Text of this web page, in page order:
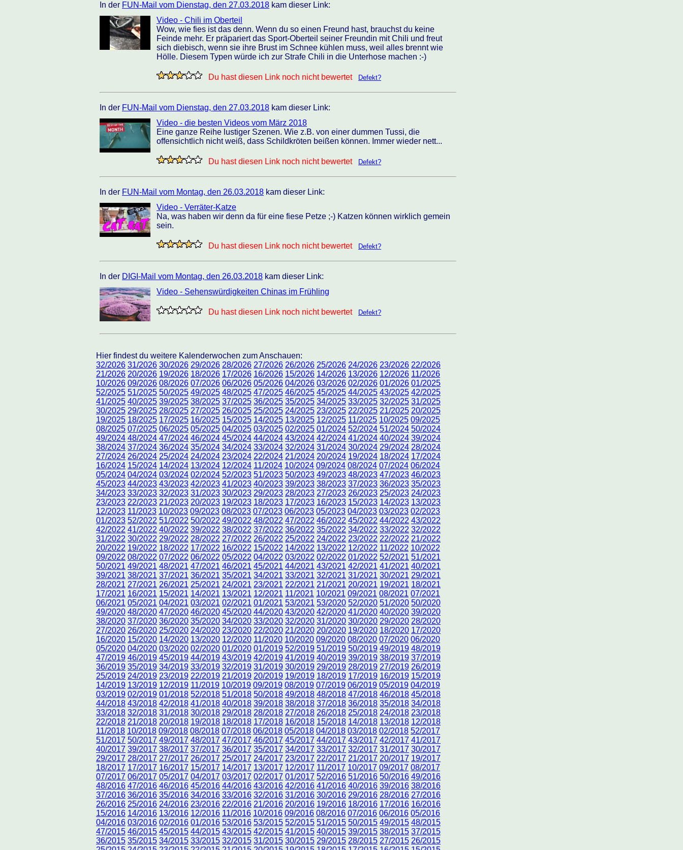
In der FUN-Mail vom Dienstag, den 27.03.2018 kam dieser Link:
Video - Chili im Oberteil
Wow, wie fies ist das denn. Wenn du so einen Freund hast, brauchst du keine
Feinde mehr. Er präpariert das Sport-Oberteil seiner Freundin mit Chili und freut
sich diebisch, wenn sie ihre Brust im Schnee kühlen muss, weil alles brennt wie
Hölle. Diesem Typen würde ich zur Strafe Chili in die Unterhose machen :-)
Du hast diesen Link noch nicht bewertet Defekt?
In der FUN-Mail vom Dienstag, den 27.03.2018 kam dieser Link:
Video - die besten Videos vom März 2018
Eine ganze Reihe lustiger Szenen. Wie z.B. von einer dummen Tussi, die
offensichtlich nicht weiß, dass Schildkröten beißen können. Immer wieder nett...
Du hast diesen Link noch nicht bewertet Defekt?
In der FUN-Mail vom Montag, den 26.03.2018 kam dieser Link:
Video - Verräter-Katze
Na, was haben wir denn da für eine fiese Petze ;-) Katzen können wirklich gemein
sein.
Du hast diesen Link noch nicht bewertet Defekt?
In der DIGI-Mail vom Montag, den 26.03.2018 kam dieser Link:
Video - Sehenswürdigkeiten Chinas im Frühling
Du hast diesen Link noch nicht bewertet Defekt?
Hier findest du weitere Kalenderwochen zum Anschauen:
32/2026 31/2026 30/2026 29/2026 28/2026 27/2026 26/2026 25/2026 24/2026 23/2026 22/2026
21/2026 20/2026 19/2026 18/2026 17/2026 16/2026 15/2026 14/2026 13/2026 12/2026 11/2026
10/2026 09/2026 08/2026 07/2026 06/2026 05/2026 04/2026 03/2026 02/2026 01/2026 01/2025
52/2025 51/2025 50/2025 49/2025 48/2025 47/2025 46/2025 45/2025 44/2025 43/2025 42/2025
41/2025 40/2025 39/2025 38/2025 37/2025 36/2025 35/2025 34/2025 33/2025 32/2025 31/2025
30/2025 29/2025 28/2025 27/2025 26/2025 25/2025 24/2025 23/2025 22/2025 21/2025 20/2025
19/2025 18/2025 17/2025 16/2025 15/2025 14/2025 13/2025 12/2025 11/2025 10/2025 09/2025
08/2025 07/2025 06/2025 05/2025 04/2025 03/2025 02/2025 01/2024 52/2024 51/2024 50/2024
49/2024 48/2024 47/2024 46/2024 45/2024 44/2024 43/2024 42/2024 41/2024 40/2024 39/2024
38/2024 37/2024 36/2024 35/2024 34/2024 33/2024 32/2024 31/2024 30/2024 29/2024 28/2024
27/2024 26/2024 25/2024 24/2024 23/2024 22/2024 21/2024 20/2024 19/2024 18/2024 17/2024
16/2024 15/2024 14/2024 13/2024 12/2024 11/2024 10/2024 09/2024 08/2024 07/2024 06/2024
05/2024 04/2024 03/2024 02/2024 52/2023 51/2023 50/2023 49/2023 48/2023 47/2023 46/2023
45/2023 44/2023 43/2023 42/2023 41/2023 40/2023 39/2023 38/2023 37/2023 36/2023 35/2023
34/2023 33/2023 32/2023 31/2023 30/2023 29/2023 28/2023 27/2023 26/2023 25/2023 24/2023
23/2023 22/2023 21/2023 20/2023 19/2023 18/2023 17/2023 16/2023 15/2023 14/2023 13/2023
12/2023 11/2023 10/2023 09/2023 08/2023 07/2023 06/2023 05/2023 04/2023 03/2023 02/2023
01/2023 52/2022 51/2022 50/2022 49/2022 48/2022 47/2022 46/2022 45/2022 44/2022 43/2022
42/2022 41/2022 40/2022 39/2022 38/2022 37/2022 36/2022 35/2022 34/2022 33/2022 32/2022
31/2022 30/2022 29/2022 28/2022 27/2022 26/2022 25/2022 24/2022 23/2022 22/2022 21/2022
20/2022 19/2022 18/2022 17/2022 16/2022 15/2022 14/2022 13/2022 12/2022 11/2022 10/2022
09/2022 08/2022 07/2022 06/2022 05/2022 04/2022 03/2022 02/2022 01/2022 52/2021 51/2021
50/2021 49/2021 48/2021 47/2021 46/2021 45/2021 44/2021 43/2021 42/2021 41/2021 40/2021
39/2021 38/2021 37/2021 36/2021 35/2021 34/2021 33/2021 32/2021 31/2021 30/2021 29/2021
28/2021 27/2021 26/2021 25/2021 24/2021 23/2021 22/2021 21/2021 20/2021 19/2021 18/2021
17/2021 16/2021 15/2021 14/2021 13/2021 12/2021 11/2021 10/2021 09/2021 08/2021 07/2021
06/2021 05/2021 04/2021 03/2021 02/2021 01/2021 53/2021 53/2020 52/2020 51/2020 50/2020
49/2020 48/2020 47/2020 46/2020 45/2020 44/2020 43/2020 42/2020 41/2020 40/2020 39/2020
38/2020 37/2020 36/2020 35/2020 34/2020 33/2020 32/2020 31/2020 30/2020 29/2020 28/2020
27/2020 26/2020 25/2020 24/2020 23/2020 22/2020 21/2020 20/2020 19/2020 18/2020 17/2020
16/2020 15/2020 14/2020 13/2020 12/2020 11/2020 10/2020 09/2020 08/2020 07/2020 06/2020
05/2020 04/2020 03/2020 02/2020 01/2020 01/2019 52/2019 51/2019 50/2019 49/2019 48/2019
47/2019 46/2019 45/2019 44/2019 43/2019 42/2019 41/2019 40/2019 39/2019 38/2019 37/2019
36/2019 35/2019 34/2019 33/2019 32/2019 31/2019 30/2019 29/2019 28/2019 27/2019 26/2019
25/2019 24/2019 23/2019 22/2019 21/2019 20/2019 19/2019 18/2019 17/2019 16/2019 15/2019
14/2019 13/2019 12/2019 11/2019 10/2019 09/2019 08/2019 07/2019 06/2019 05/2019 04/2019
03/2019 02/2019 01/2018 52/2018 51/2018 50/2018 49/2018 48/2018 47/2018 46/2018 45/2018
44/2018 43/2018 42/2018 41/2018 40/2018 39/2018 38/2018 37/2018 36/2018 35/2018 34/2018
33/2018 32/2018 31/2018 30/2018 29/2018 28/2018 27/2018 26/2018 25/2018 24/2018 23/2018
22/2018 21/2018 20/2018 19/2018 18/2018 17/2018 16/2018 15/2018 14/2018 13/2018 12/2018
11/2018 10/2018 09/2018 08/2018 07/2018 06/2018 05/2018 04/2018 03/2018 02/2018 52/2017
51/2017 50/2017 49/2017 48/2017 47/2017 46/2017 45/2017 44/2017 43/2017 42/2017 41/2017
40/2017 39/2017 38/2017 37/2017 36/2017 35/2017 34/2017 33/2017 32/2017 31/2017 30/2017
29/2017 28/2017 27/2017 26/2017 25/2017 24/2017 23/2017 22/2017 21/2017 20/2017 19/2017
18/2017 17/2017 16/2017 15/2017 14/2017 13/2017 12/2017 11/2017 10/2017 09/2017 08/2017
07/2017 06/2017 05/2017 04/2017 03/2017 02/2017 01/2017 52/2016 51/2016 50/2016 49/2016
48/2016 47/2016 46/2016 45/2016 44/2016 43/2016 42/2016 41/2016 40/2016 39/2016 38/2016
37/2016 36/2016 35/2016 34/2016 33/2016 32/2016 31/2016 30/2016 29/2016 28/2016 27/2016
26/2016 25/2016 24/2016 23/2016 22/2016 21/2016 20/2016 19/2016 18/2016 17/2016 16/2016
15/2016 14/2016 13/2016 12/2016 11/2016 10/2016 09/2016 08/2016 07/2016 06/2016 05/2016
04/2016 03/2016 02/2016 01/2016 53/2016 53/2015 52/2015 51/2015 50/2015 49/2015 48/2015
47/2015 46/2015 45/2015 44/2015 43/2015 42/2015 41/2015 40/2015 39/2015 38/2015 37/2015
36/2015 35/2015 34/2015 33/2015 32/2015 31/2015 30/2015 29/2015 28/2015 27/2015 26/2015